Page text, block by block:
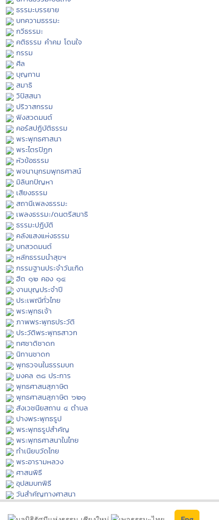
ธรรมะบรรยาย
บทความธรรมะ
กวีธรรมะ
คติธรรม คำคม โดนใจ
กรรม
ศีล
บุญทาน
สมาธิ
วิปัสสนา
ปริวาสกรรม
ฟังสวดมนต์
คอร์สปฏิบัติธรรม
พระพุทธศาสนา
พระไตรปิฏก
หัวข้อธรรม
พจนานุกรมพุทธศาสน์
มิลินทปัญหา
เสียงธรรม
สถานีเพลงธรรมะ
เพลงธรรมะ/ดนตรีสมาธิ
ธรรมะปฏิบัติ
คลังแสงแห่งธรรม
บทสวดมนต์
หลักธรรมนำสุขฯ
กรรมฐานประจำวันเกิด
ฮีต ๑๒ คอง ๑๔
งานบุญประจำปี
ประเพณีทั่วไทย
พระพุทธเจ้า
ภาพพระพุทธประวัติ
ประวัติพระพุทธสาวก
ทศชาติชาดก
นิทานชาดก
พุทธวจนในธรรมบท
มงคล ๓๘ ประการ
พุทธศาสนสุภาษิต
พุทธศาสนสุภาษิต ๖๒๑
สังเวชนียสถาน ๔ ตำบล
ปางพระพุทธรูป
พระพุทธรูปสำคัญ
พระพุทธศาสนาในไทย
ทำเนียบวัดไทย
พระอารามหลวง
ศาสนพิธี
อุปสมบทพิธี
วันสำคัญทางศาสนา